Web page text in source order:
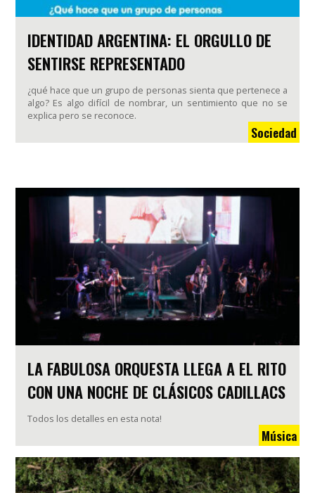
IDENTIDAD ARGENTINA: EL ORGULLO DE
SENTIRSE REPRESENTADO
¿qué hace que un grupo de personas sienta que pertenece a
algo? Es algo difícil de nombrar, un sentimiento que no se
explica pero se reconoce.
Sociedad
LA FABULOSA ORQUESTA LLEGA A EL RITO
CON UNA NOCHE DE CLÁSICOS CADILLACS
Todos los detalles en esta nota!
Música